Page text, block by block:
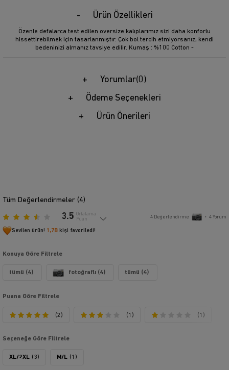
Ürün Özellikleri
Özenle defalarca test edilen oversize kalıplarımız sizi daha konforlu
hissettirebilmek için tasarlanmıştır. Çok bol tercih etmiyorsanız, kendi
bedeninizi almanız tavsiye edilir. Kumaş : %100 Cotton -
Yorumlar(0)
Ödeme Seçenekleri
Ürün Önerileri
Tüm Değerlendirmeler (4)
3.5 Ortalama
Puan
4 Değerlendirme • 4Yorum
Sevilen ürün! 1,7B kişi favoriledi!
Konuya Göre Filtrele
tümü (4) fotoğraflı (4) tümü (4)
Puana Göre Filtrele
(2) (1) (1)
Seçeneğe Göre Filtrele
XL/2XL (3) M/L (1)